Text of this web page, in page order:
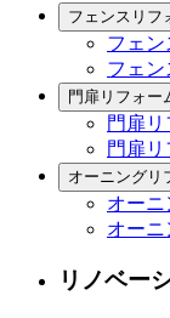
フェンスリフ
フェ
フェン
門扉リフォー
門扉
門扉
オーニングリ
オー
オーニ
リノベー